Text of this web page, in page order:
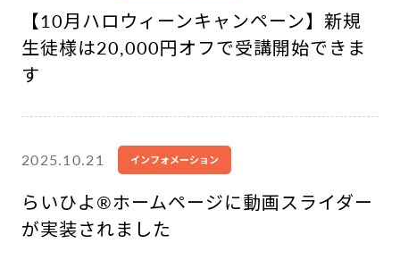
【10月ハロウィーンキャンペーン】新規
生徒様は20,000円オフで受講開始できま
す
2025.10.21 インフォメーション
らいひよ®︎ホームページに動画スライダー
が実装されました